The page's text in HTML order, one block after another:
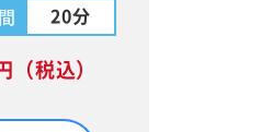
20分
（税込）